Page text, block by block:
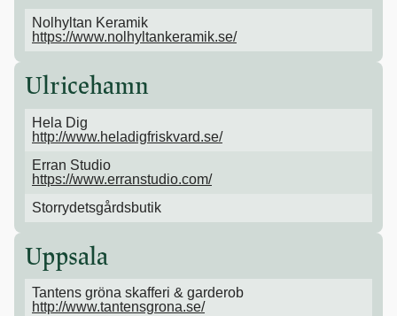
Nolhyltan Keramik
https://www.nolhyltankeramik.se/
Ulricehamn
Hela Dig
http://www.heladigfriskvard.se/
Erran Studio
https://www.erranstudio.com/
Storrydetsgårdsbutik
Uppsala
Tantens gröna skafferi & garderob
http://www.tantensgrona.se/